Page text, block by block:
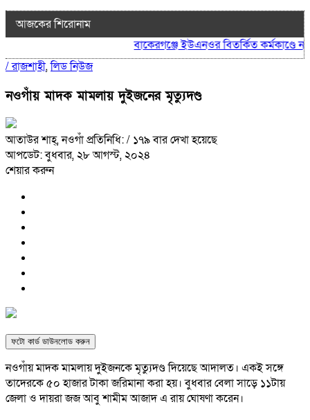
আজকের শিরোনাম
বাকেরগঞ্জে ইউএনওর বিতর্কিত কর্মকাণ্ডে
/রাজশাহী,লিড নিউজ
নওগাঁয় মাদক মামলায় দুইজনের মৃত্যুদণ্ড
আতাউর শাহ্, নওগাঁ প্রতিনিধি:/ ১৭৯ বার দেখা হয়েছে
আপডেট: বুধবার, ২৮ আগস্ট, ২০২৪
শেয়ার করুন
ফটো কার্ড ডাউনলোড করুন
নওগাঁয় মাদক মামলায় দুইজনকে মৃত্যুদণ্ড দিয়েছে আদালত। একই সঙ্গে
তাদেরকে ৫০ হাজার টাকা জরিমানা করা হয়। বুধবার বেলা সাড়ে ১১টায়
জেলা ও দায়রা জজ আবু শামীম আজাদ এ রায় ঘোষণা করেন।